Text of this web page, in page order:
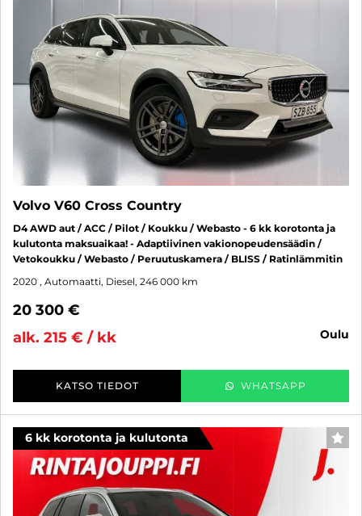
Volvo V60 Cross Country
D4 AWD aut / ACC / Pilot / Koukku / Webasto - 6 kk korotonta ja
kulutonta maksuaikaa! - Adaptiivinen vakionopeudensäädin /
Vetokoukku / Webasto / Peruutuskamera / BLISS / Ratinlämmitin
2020 , Automaatti, Diesel, 246 000 km
20 300 €
alk. 215 € / kk
oulu
KATSO TIEDOT WHATSAPP
6 kk korotonta ja kulutonta